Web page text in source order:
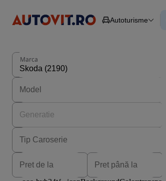
Autoturisme
Autoturisme
Marca